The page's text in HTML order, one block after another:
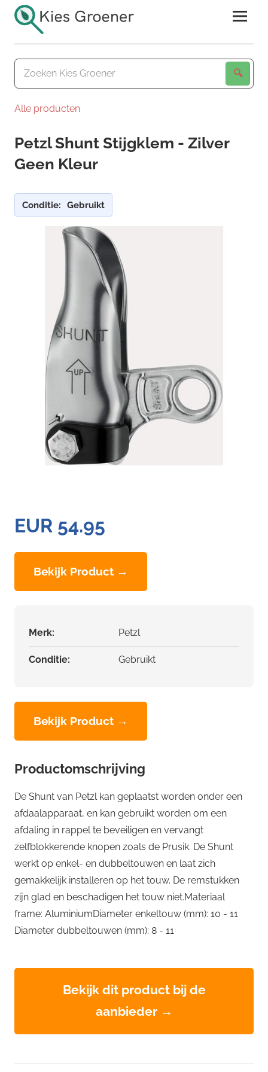
naar
inhoudKies
Groener
Alle producten
Petzl Shunt Stijgklem - Zilver
Geen Kleur
Conditie: Gebruikt
EUR 54.95
Bekijk Product →
Merk: Petzl
Conditie: Gebruikt
Bekijk Product →
Productomschrijving
De Shunt van Petzl kan geplaatst worden onder een
afdaalapparaat, en kan gebruikt worden om een
afdaling in rappel te beveiligen en vervangt
zelfblokkerende knopen zoals de Prusik. De Shunt
werkt op enkel- en dubbeltouwen en laat zich
gemakkelijk installeren op het touw. De remstukken
zijn glad en beschadigen het touw niet.Materiaal
frame: AluminiumDiameter enkeltouw (mm): 10 - 11
Diameter dubbeltouwen (mm): 8 - 11
Bekijk dit product bij de
aanbieder →